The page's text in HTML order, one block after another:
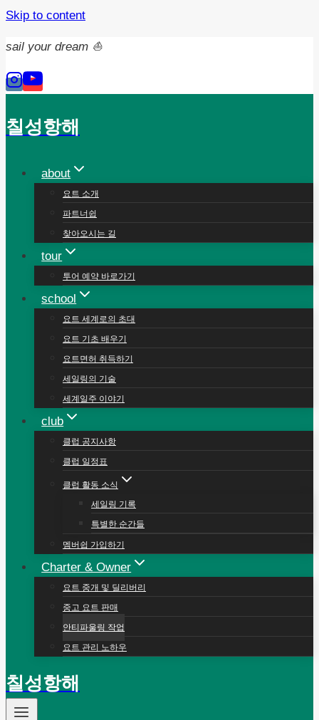
Skip to content
sail your dream ⛵️
칠성항해
about
요트 소개
파트너쉽
찾아오시는 길
tour
투어 예약 바로가기
school
요트 세계로의 초대
요트 기초 배우기
요트면허 취득하기
세일링의 기술
세계일주 이야기
club
클럽 공지사항
클럽 일정표
클럽 활동 소식
세일링 기록
특별한 순간들
멤버쉽 가입하기
Charter & Owner
요트 중개 및 딜리버리
중고 요트 판매
안티파울링 작업
요트 관리 노하우
칠성항해